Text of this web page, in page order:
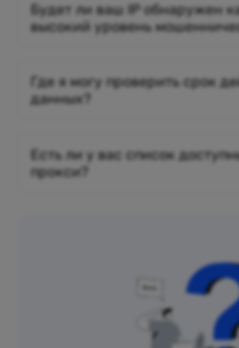
Будет ли ваш IP обнаружен
высокий уровень
Где я могу проверить срок
данных?
Есть ли у вас список
прокси?